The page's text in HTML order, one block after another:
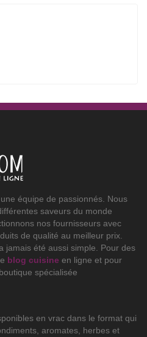
équipe de passionnés. Nous
saveurs du monde
nos fournisseurs avec
de qualité au meilleur prix.
jamais été aussi simple. Pour des
blog cuisine en ligne et pour
spécialisée
en vrac dans le format qui
aromates, herbes et